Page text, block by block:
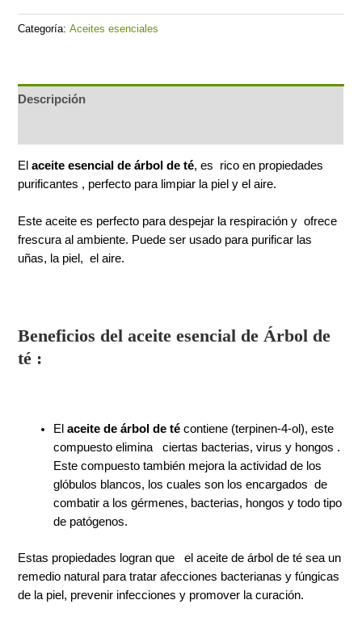
de
árbol
cantidad
Categoría:Aceites esenciales
Descripción
Elaceite esencial de árbol de té, es rico en propiedades
purificantes , perfecto para limpiar la piel y el aire.
Este aceitees perfecto para despejar la respiración y ofrece
frescura al ambiente. Puede ser usado para purificar las
uñas, la piel, el aire.
Beneficios del aceite esencial de Árbol de
té :
Elaceite de árbol de té contiene (terpinen-4-ol), este
compuesto elimina ciertas bacterias, virus y hongos .
Este compuesto también mejora la actividad de los
glóbulos blancos, los cuales son los encargados de
combatir a los gérmenes, bacterias, hongos y todo tipo
de patógenos.
Estas propiedades logran que el aceite de árbol de té sea un
remedio natural para tratar afecciones bacterianas y fúngicas
de la piel, prevenir infecciones y promover la curación.